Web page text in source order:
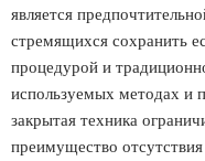
является
стремящихся сохранить
процедурой и
используемых методах и
закрытая техника
преимущество